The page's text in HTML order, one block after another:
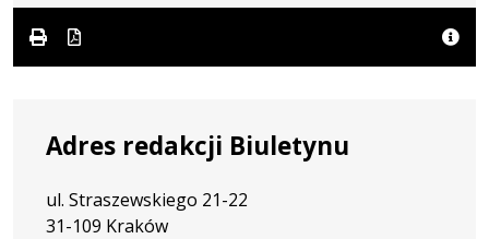
formacie:
138
w
formacie
Adres redakcji Biuletynu
ul. Straszewskiego 21-22
31-109 Kraków